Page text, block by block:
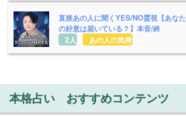
直接あの人に聞くYES/NO霊視【あなた
の好意は届いている？】本音/終
2人用
あの人の気持ち
本格占い おすすめコンテンツ